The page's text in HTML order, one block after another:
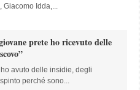
Giacomo Idda,...
prete ho ricevuto delle
avuto delle insidie, degli
perché sono...